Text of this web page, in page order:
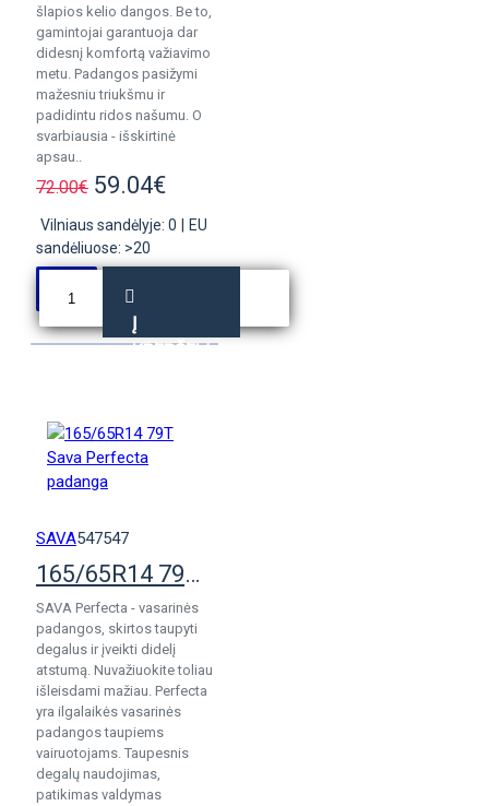
šlapios kelio dangos. Be to,
gamintojai garantuoja dar
didesnį komfortą važiavimo
metu. Padangos pasižymi
mažesniu triukšmu ir
padidintu ridos našumu. O
svarbiausia - išskirtinė
apsau..
72.00€ 59.04€
Vilniaus sandėlyje: 0
EU
sandėliuose: >20
Į
KREPŠELĮ
SAVA547547
165/65R14 79T Sava Perfecta padanga
SAVA Perfecta - vasarinės
padangos, skirtos taupyti
degalus ir įveikti didelį
atstumą. Nuvažiuokite toliau
išleisdami mažiau. Perfecta
yra ilgalaikės vasarinės
padangos taupiems
vairuotojams. Taupesnis
degalų naudojimas,
patikimas valdymas